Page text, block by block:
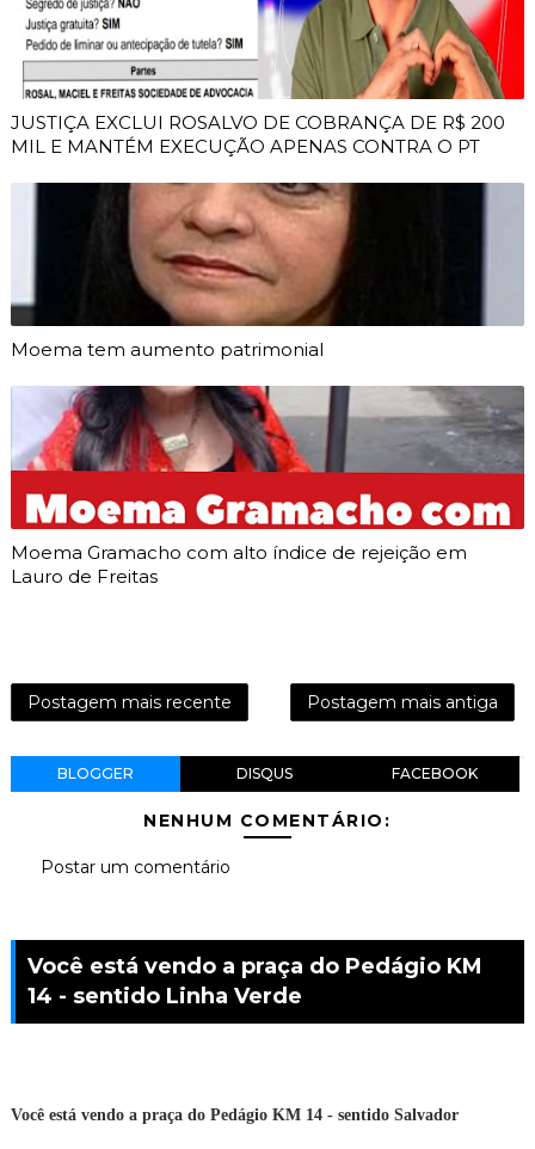
JUSTIÇA EXCLUI ROSALVO DE COBRANÇA DE R$ 200
MIL E MANTÉM EXECUÇÃO APENAS CONTRA O PT
Moema tem aumento patrimonial
Moema Gramacho com alto índice de rejeição em
Lauro de Freitas
Postagem mais recente Postagem mais antiga
BLOGGER DISQUS FACEBOOK
NENHUM COMENTÁRIO:
Postar um comentário
Você está vendo a praça do Pedágio KM
14 - sentido Linha Verde
Você está vendo a praça do Pedágio KM 14 - sentido Salvador